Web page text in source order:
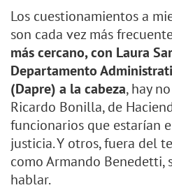
Los cuestionamientos a
son cada vez más
más cercano, con Laura
Departamento
(Dapre) a la cabeza, hay
Ricardo Bonilla, de
funcionarios que estarían
justicia. Y otros, fuera del
como Armando Benedetti,
hablar.